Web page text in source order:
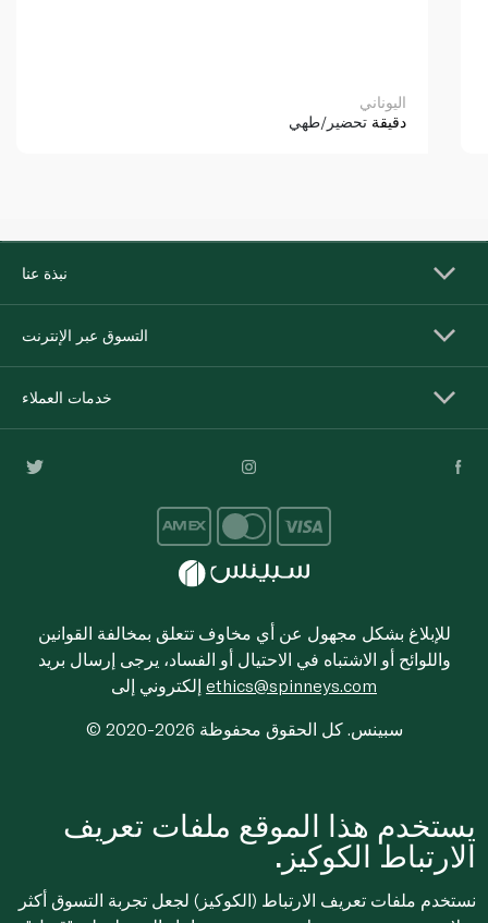
اليوناني
دقيقة تحضير/طهي
نبذة عنا
التسوق عبر الإنترنت
خدمات العملاء
للإبلاغ بشكل مجهول عن أي مخاوف تتعلق بمخالفة القوانين
واللوائح أو الاشتباه في الاحتيال أو الفساد، يرجى إرسال بريد
ethics@spinneys.com
© 2020-2026 سبينس. كل الحقوق محفوظة
يستخدم هذا الموقع ملفات تعريف
الارتباط الكوكيز.
نستخدم ملفات تعريف الارتباط (الكوكيز) لجعل تجربة التسوق أكثر